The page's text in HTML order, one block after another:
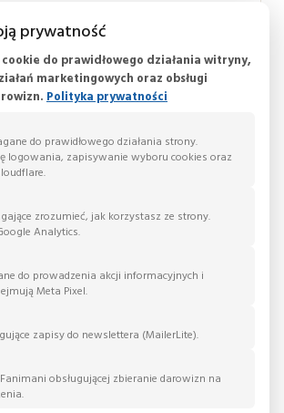
prywatność
do prawidłowego działania witryny,
marketingowych oraz obsługi
Polityka prywatności
do prawidłowego działania strony.
logowania, zapisywanie wyboru cookies oraz
zrozumieć, jak korzystasz ze strony.
Analytics.
do prowadzenia akcji informacyjnych i
Meta Pixel.
zapisy do newslettera (MailerLite).
obsługującej zbieranie darowizn na